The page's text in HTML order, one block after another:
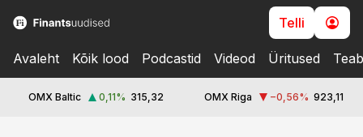
Telli
Avaleht Kõik lood Podcastid Videod Üritused
OMX Baltic 0,11% 315,32 OMX Riga −0,56% 923,11